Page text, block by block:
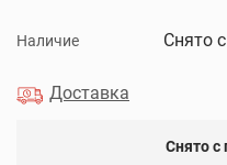
Наличие Снято
Доставка
Снято с